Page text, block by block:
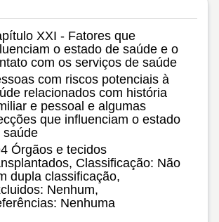
XXI - Fatores que
o estado de saúde e o
com os serviços de saúde
com riscos potenciais à
relacionados com história
e pessoal e algumas
que influenciam o estado
saúde
Órgãos e tecidos
Classificação: Não
dupla classificação,
Nenhum,
Nenhuma